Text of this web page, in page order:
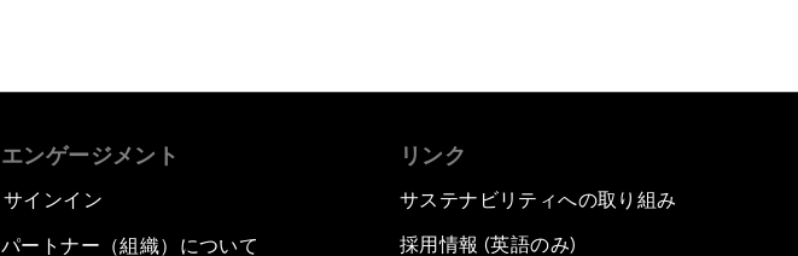
エンゲージメント
サインイン
パートナー（組織）について
リンク
サステナビリティへの取り組み
採用情報 (英語のみ)